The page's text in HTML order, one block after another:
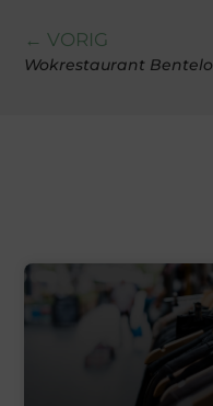
← VORIG
Wokrestaurant Bentelo